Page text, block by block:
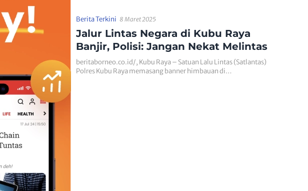
Berita Terkini 8 Maret 2025
Jalur Lintas Negara di Kubu Raya
Banjir, Polisi: Jangan Nekat Melintas
beritaborneo.co.id/, Kubu Raya – Satuan Lalu Lintas (Satlantas)
Polres Kubu Raya memasang banner himbauan di…